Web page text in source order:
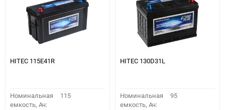
HITEC 115E41R
Номинальная
емкость, Ач:
115
HITEC 130D31L
Номинальная
емкость, Ач:
95